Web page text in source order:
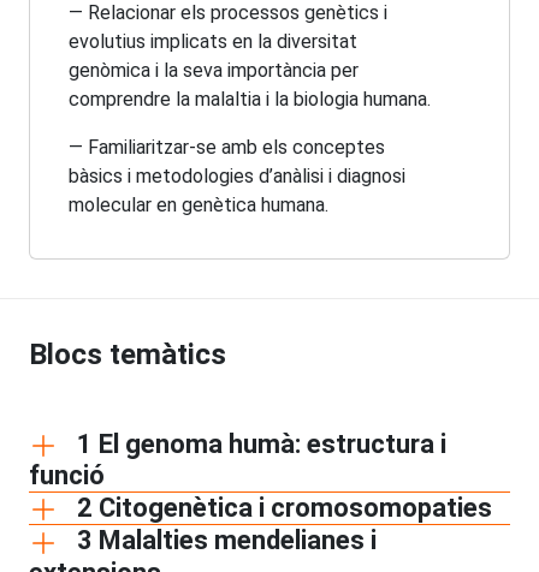
— Relacionar els processos genètics i
evolutius implicats en la diversitat
genòmica i la seva importància per
comprendre la malaltia i la biologia humana.
— Familiaritzar-se amb els conceptes
bàsics i metodologies d’anàlisi i diagnosi
molecular en genètica humana.
Blocs temàtics
1 El genoma humà: estructura i
funció
2 Citogenètica i cromosomopaties
3 Malalties mendelianes i